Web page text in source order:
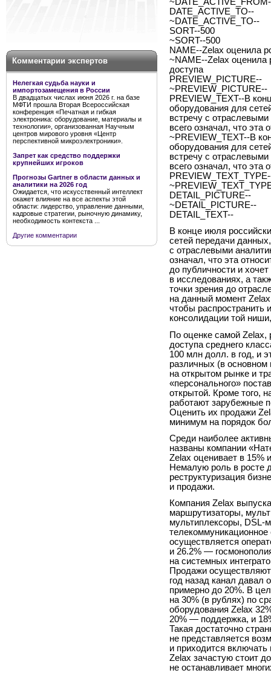
Комментарии экспертов
Нелегкая судьба науки и
импортозамещения в России
В двадцатых числах июня 2026 г. на базе
МФТИ прошла Вторая Всероссийская
конференция «Печатная и гибкая
электроника: оборудование, материалы и
технологии», организованная Научным
центров мирового уровня «Центр
перспективной микроэлектроники».
Запрет как средство поддержки
крупнейших игроков
Прогнозы Gartner в области данных и
аналитики на 2026 год
Ожидается, что искусственный интеллект
окажет влияние на все аспекты этой
области: лидерство, управление данными,
кадровые стратегии, рыночную динамику,
необходимость контекста ...
Другие комментарии
DATE_ACTIVE_TO--
~DATE_ACTIVE_TO--
SORT--500
~SORT--500
NAME--Zelax оценила
~NAME--Zelax оценила
доступа
PREVIEW_PICTURE--
~PREVIEW_PICTURE--
PREVIEW_TEXT--В
оборудования для
встречу с
всего означал, что
~PREVIEW_TEXT--В
оборудования для
встречу с
всего означал, что
DETAIL_PICTURE--
~DETAIL_PICTURE--
DETAIL_TEXT--
В конце июля
сетей передачи
с отраслевыми
означал, что эта
до публичности и
в исследованиях, а
точки зрения до
на данный момент
чтобы распространить
консолидации той
По оценке самой Zelax,
доступа среднего
100 млн долл. в год, и
различных (в
на открытом рынке и
«персонального»
открытой. Кроме того,
работают зарубежные
Оценить их продажи
минимум на порядок
Среди наиболее
названы компании
Zelax оценивает в 15%
Немалую роль в росте
реструктуризация
и продажи.
Компания Zelax
маршрутизаторы,
мультиплексоры,
осуществляется
и 26.2% —
на системных
Продажи
год назад канал давал
примерно до 20%. В
на 30% (в рублях) по
оборудования Zelax
20% — поддержка, и
Такая достаточно
не представляется
и приходится
Zelax зачастую стоит
не останавливает